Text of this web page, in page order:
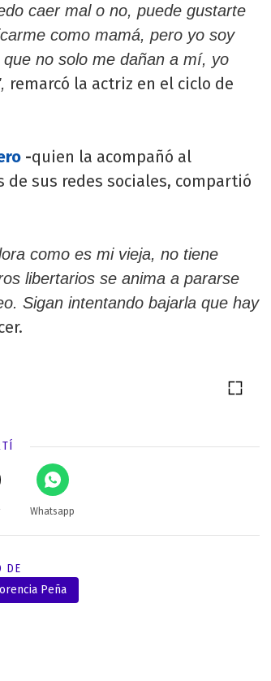
caer mal o no, puede gustarte
como mamá, pero yo soy
no solo me dañan a mí, yo
remarcó la actriz en el ciclo de
-quien la acompañó al
sus redes sociales, compartió
como es mi vieja, no tiene
libertarios se anima a pararse
Sigan intentando bajarla que hay
Whatsapp
DE
Peña